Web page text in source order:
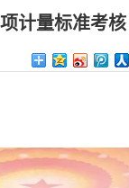
计量标准考核